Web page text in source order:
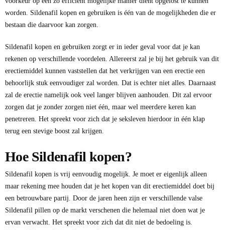
worden. Sildenafil kopen en gebruiken is één van de mogelijkheden die er
bestaan die daarvoor kan zorgen.
Sildenafil kopen en gebruiken zorgt er in ieder geval voor dat je kan
rekenen op verschillende voordelen. Allereerst zal je bij het gebruik van dit
erectiemiddel kunnen vaststellen dat het verkrijgen van een erectie een
behoorlijk stuk eenvoudiger zal worden. Dat is echter niet alles. Daarnaast
zal de erectie namelijk ook veel langer blijven aanhouden. Dit zal ervoor
zorgen dat je zonder zorgen niet één, maar wel meerdere keren kan
penetreren. Het spreekt voor zich dat je seksleven hierdoor in één klap
terug een stevige boost zal krijgen.
Hoe Sildenafil kopen?
Sildenafil kopen is vrij eenvoudig mogelijk. Je moet er eigenlijk alleen
maar rekening mee houden dat je het kopen van dit erectiemiddel doet bij
een betrouwbare partij. Door de jaren heen zijn er verschillende valse
Sildenafil pillen op de markt verschenen die helemaal niet doen wat je
ervan verwacht. Het spreekt voor zich dat dit niet de bedoeling is.